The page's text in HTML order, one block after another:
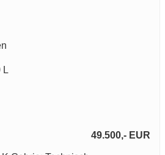
L
49.500,- EUR